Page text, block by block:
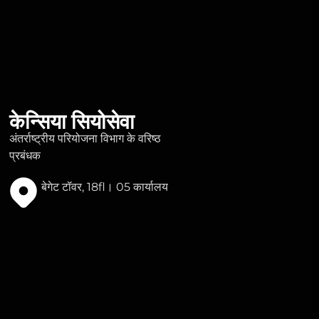
केन्सिया सियोसेवा
अंतर्राष्ट्रीय परियोजना विभाग के वरिष्ठ
प्रबंधक
बेगेट टॉवर, 18fl। 05 कार्यालय